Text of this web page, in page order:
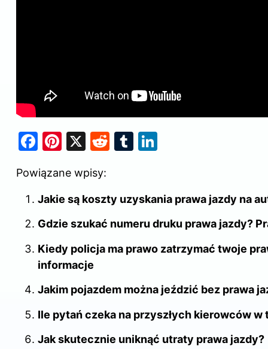
F
c
e
b
o
k
Pi
er
e
st
X
R
di
t
T
bl
r
e
dI
Powiązane wpisy:
Jakie są koszty uzyskania prawa jazdy na
Gdzie szukać numeru druku prawa jazdy?
Kiedy policja ma prawo zatrzymać twoje
informacje
Jakim pojazdem można jeździć bez prawa
Ile pytań czeka na przyszłych kierowców w
Jak skutecznie uniknąć utraty prawa jazdy?